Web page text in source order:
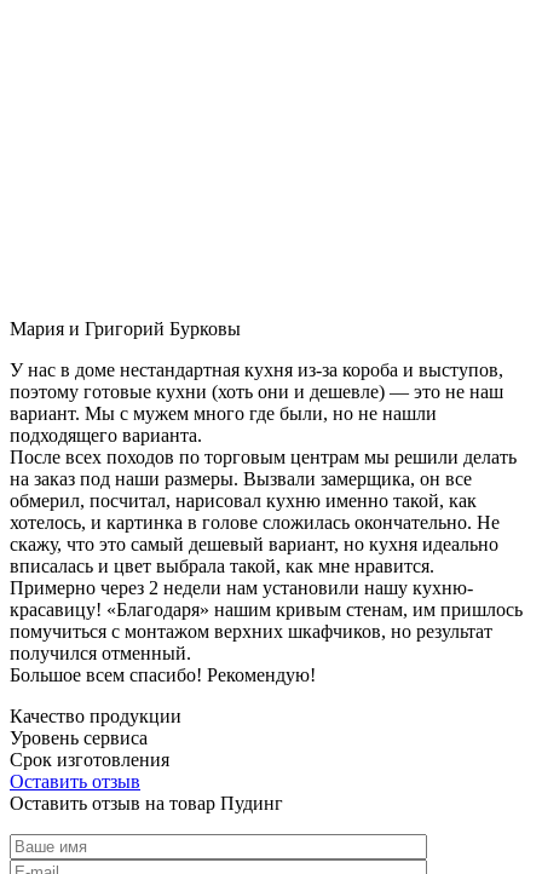
Мария и Григорий Бурковы
У нас в доме нестандартная кухня из-за короба и выступов,
поэтому готовые кухни (хоть они и дешевле) — это не наш
вариант. Мы с мужем много где были, но не нашли
подходящего варианта.
После всех походов по торговым центрам мы решили делать
на заказ под наши размеры. Вызвали замерщика, он все
обмерил, посчитал, нарисовал кухню именно такой, как
хотелось, и картинка в голове сложилась окончательно. Не
скажу, что это самый дешевый вариант, но кухня идеально
вписалась и цвет выбрала такой, как мне нравится.
Примерно через 2 недели нам установили нашу кухню-
красавицу! «Благодаря» нашим кривым стенам, им пришлось
помучиться с монтажом верхних шкафчиков, но результат
получился отменный.
Большое всем спасибо! Рекомендую!
Качество продукции
Уровень сервиса
Срок изготовления
Оставить отзыв
Оставить отзыв на товар Пудинг